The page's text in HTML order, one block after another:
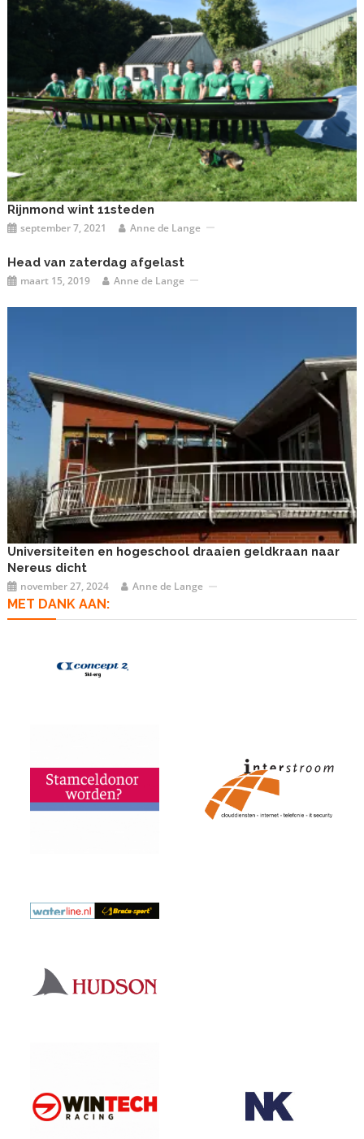
Rijnmond wint 11steden
september 7, 2021 Anne de Lange
Head van zaterdag afgelast
maart 15, 2019 Anne de Lange
Universiteiten en hogeschool draaien geldkraan naar
Nereus dicht
november 27, 2024 Anne de Lange
MET DANK AAN: